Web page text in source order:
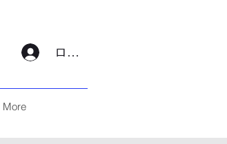
ログイン
More